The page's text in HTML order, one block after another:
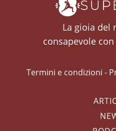
La gioia del
consapevole
Termini e condizioni -